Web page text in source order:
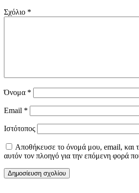
Σχόλιο *
Όνομα *
Email *
Ιστότοπος
Αποθήκευσε το όνομά μου, email, και
αυτόν τον πλοηγό για την επόμενη φορά